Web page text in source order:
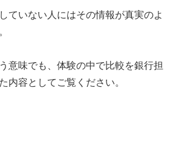
ていない人にはその情報が真実のよ
意味でも、体験の中で比較を銀行担
内容としてご覧ください。